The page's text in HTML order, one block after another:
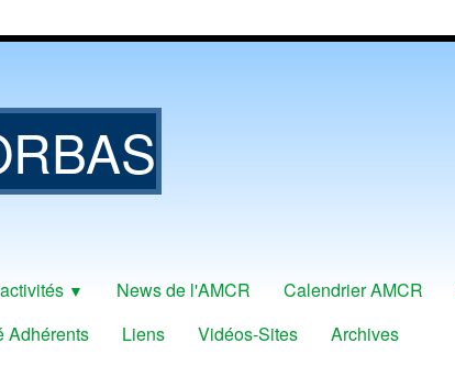
▼ News de l'AMCR Calendrier AMCR
Adhérents Liens Vidéos-Sites Archives